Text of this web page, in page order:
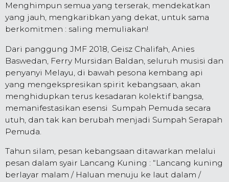
Menghimpun semua yang terserak, mendekatkan
yang jauh, mengkaribkan yang dekat, untuk sama
berkomitmen : saling memuliakan!
Dari panggung JMF 2018, Geisz Chalifah, Anies
Baswedan, Ferry Mursidan Baldan, seluruh musisi dan
penyanyi Melayu, di bawah pesona kembang api
yang mengekspresikan spirit kebangsaan, akan
menghidupkan terus kesadaran kolektif bangsa,
memanifestasikan esensi Sumpah Pemuda secara
utuh, dan tak kan berubah menjadi Sumpah Serapah
Pemuda.
Tahun silam, pesan kebangsaan ditawarkan melalui
pesan dalam syair Lancang Kuning : “Lancang kuning
berlayar malam / Haluan menuju ke laut dalam /